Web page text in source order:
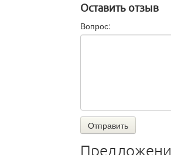
Оставить отзыв
Вопрос:
Отправить